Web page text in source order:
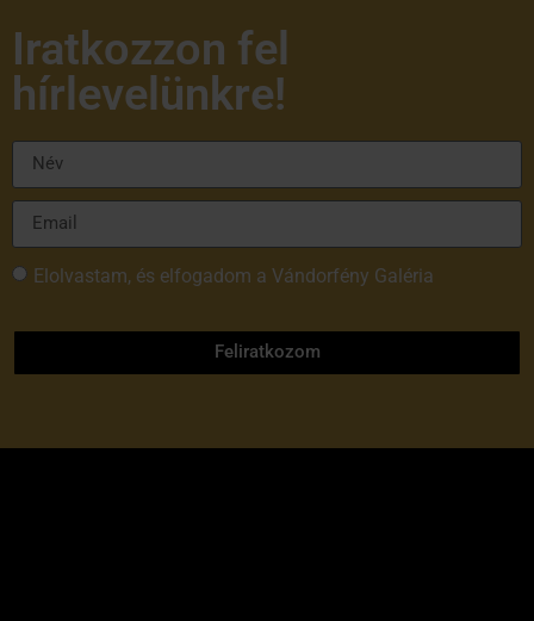
Iratkozzon fel
hírlevelünkre!
Elolvastam, és elfogadom a Vándorfény Galéria
Feliratkozom